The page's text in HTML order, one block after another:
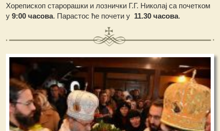
Хорепископ старорашки и лознички Г.Г. Николај са почетком
у9:00 часова. Парастос ће почети у 11.30 часова.